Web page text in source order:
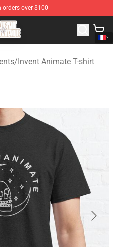
orders over $100
Invent Animate
/Invent Animate T-shirt